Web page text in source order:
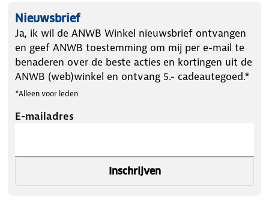
Nieuwsbrief
Ja, ik wil de ANWB Winkel nieuwsbrief ontvangen
en geef ANWB toestemming om mij per e-mail te
benaderen over de beste acties en kortingen uit de
ANWB (web)winkel en ontvang 5.- cadeautegoed.*
*Alleen voor leden
E-mailadres
Inschrijven